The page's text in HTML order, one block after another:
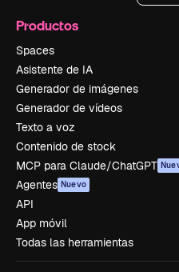
Productos
Spaces
Asistente de IA
Generador de imágenes
Generador de vídeos
Texto a voz
Contenido de stock
MCP para Claude/ChatGPT
Agentes Nuevo
API
App móvil
Todas las herramientas